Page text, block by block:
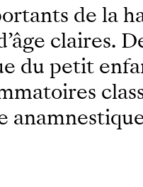
de la
claires.
du petit